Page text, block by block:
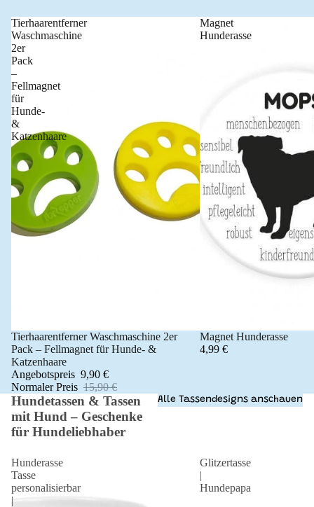
Tierhaarentferner
Waschmaschine
2er
Pack
–
Fellmagnet
für
Hunde-
&
Katzenhaare
Angebot 🐾
Tierhaarentferner Waschmaschine 2er
Pack – Fellmagnet für Hunde- &
Katzenhaare
Angebotspreis 9,90 €
Normaler Preis 15,90 €
Magnet
Hunderasse
Magnet Hunderasse
4,99 €
Hundetassen & Tassen
mit Hund – Geschenke
für Hundeliebhaber
Alle Tassendesigns anschauen
Hunderasse
Tasse
personalisierbar
|
Glitzertasse
|
Hundepapa